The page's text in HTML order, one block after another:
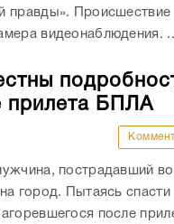
правды». Происшествие
видеонаблюдения.
прилета БПЛА
пострадавший во
город. Пытаясь спасти
после